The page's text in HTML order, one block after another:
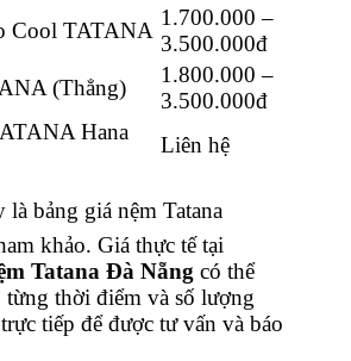
Cool TATANA
1.700.000 –
3.500.000đ
(Thẳng)
1.800.000 –
3.500.000đ
Hana
Liên hệ
là bảng giá nệm Tatana
khảo. Giá thực tế tại
Tatana Đà Nẵng có thể
từng thời điểm và số lượng
tiếp để được tư vấn và báo